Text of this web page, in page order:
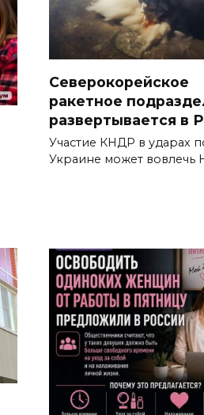
Северокорейское
ракетное
развертывается в
Участие КНДР в ударах
Украине может вовлечь